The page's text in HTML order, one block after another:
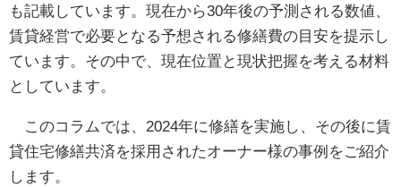
も記載しています。現在から30年後の予測される数値、
賃貸経営で必要となる予想される修繕費の目安を提示し
ています。その中で、現在位置と現状把握を考える材料
としています。
このコラムでは、2024年に修繕を実施し、その後に賃
貸住宅修繕共済を採用されたオーナー様の事例をご紹介
します。